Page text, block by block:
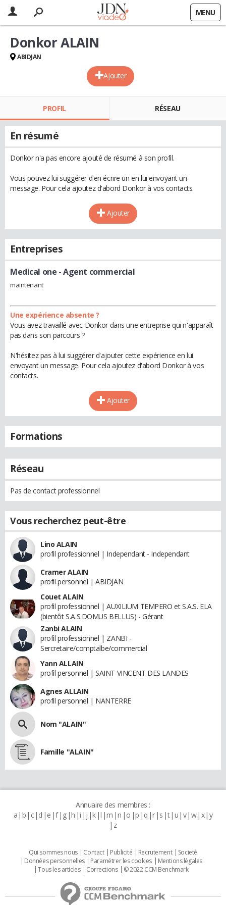
MENU
Ajouter
Donkor ALAIN
ABIDJAN
PROFIL RÉSEAU
En résumé
Donkor n'a pas encore ajouté de résumé à son profil.
Vous pouvez lui suggérer d'en écrire un en lui envoyant un
message. Pour cela ajoutez d'abord Donkor à vos contacts.
Ajouter
Entreprises
Medical one - Agent commercial
maintenant
Une expérience absente ?
Vous avez travaillé avec Donkor dans une entreprise qui n'apparaît
pas dans son parcours ?
N'hésitez pas à lui suggérer d'ajouter cette expérience en lui
envoyant un message. Pour cela ajoutez d'abord Donkor à vos
contacts.
Ajouter
Formations
Réseau
Pas de contact professionnel
Vous recherchez peut-être
Lino ALAIN
profil professionnel | Independant - Independant
Cramer ALAIN
profil personnel | ABIDJAN
Couet ALAIN
profil professionnel | AUXILIUM TEMPERO et S.A.S. ELA
(bientôt S.A.S.DOMUS BELLUS) - Gérant
Zanbi ALAIN
profil professionnel | ZANBI -
Sercretaire/comptalbe/commercial
Yann ALLAIN
profil personnel | SAINT VINCENT DES LANDES
Agnes ALLAIN
profil personnel | NANTERRE
Nom "ALAIN"
Famille "ALAIN"
Annuaire des membres :
a b c d e f g h i j k l m n o p q r s t u v w x y
z
Qui sommes nous Contact Publicité Recrutement
Societé
Données personnelles
Paramétrer les cookies
Mentions légales
Tous les articles
Corrections © 2022 CCM Benchmark